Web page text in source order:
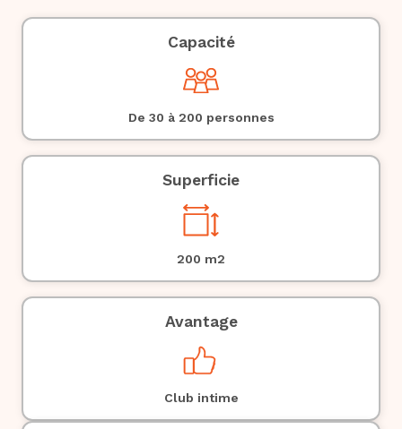
Capacité
De 30 à 200 personnes
Superficie
200 m2
Avantage
Club intime